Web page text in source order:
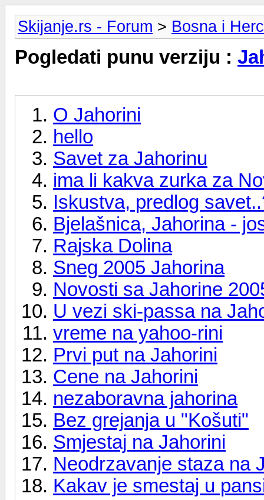
Skijanje.rs - Forum > Bosna i
Pogledati punu verziju :
O Jahorini
hello
Savet za Jahorinu
ima li kakva zurka za
Iskustva, predlog
Bjelašnica, Jahorina -
Rajska Dolina
Sneg 2005 Jahorina
Novosti sa Jahorine
U vezi ski-passa na
vreme na yahoo-rini
Prvi put na Jahorini
Cene na Jahorini
nezaboravna jahorina
Bez grejanja u "Košuti"
Smjestaj na Jahorini
Neodrzavanje staza na
Kakav je smestaj u